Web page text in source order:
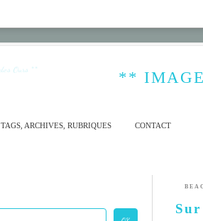
**
TAGS, ARCHIVES, RUBRIQUES CONTACT